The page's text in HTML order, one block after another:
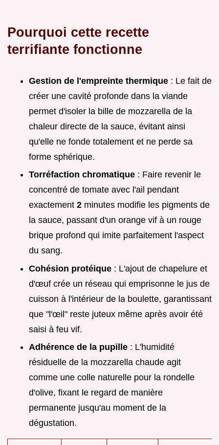
Pourquoi cette recette
terrifiante fonctionne
Gestion de l'empreinte thermique : Le fait de
créer une cavité profonde dans la viande
permet d'isoler la bille de mozzarella de la
chaleur directe de la sauce, évitant ainsi
qu'elle ne fonde totalement et ne perde sa
forme sphérique.
Torréfaction chromatique : Faire revenir le
concentré de tomate avec l'ail pendant
exactement 2 minutes modifie les pigments de
la sauce, passant d'un orange vif à un rouge
brique profond qui imite parfaitement l'aspect
du sang.
Cohésion protéique : L'ajout de chapelure et
d'œuf crée un réseau qui emprisonne le jus de
cuisson à l'intérieur de la boulette, garantissant
que "l'œil" reste juteux même après avoir été
saisi à feu vif.
Adhérence de la pupille : L'humidité
résiduelle de la mozzarella chaude agit
comme une colle naturelle pour la rondelle
d'olive, fixant le regard de manière
permanente jusqu'au moment de la
dégustation.